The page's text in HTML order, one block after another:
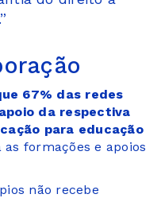
67% das redes
da respectiva
para educação
formações e apoios
não recebe